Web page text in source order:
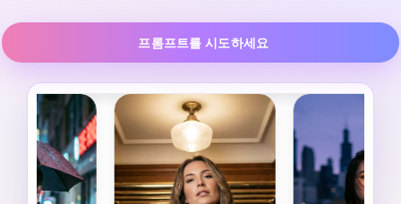
프롬프트를 시도하세요